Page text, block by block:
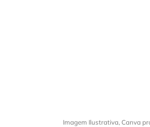
Imagem Ilustrativa, Canva